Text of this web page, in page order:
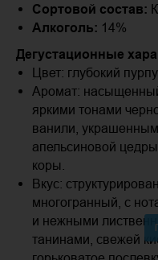
Сортовой состав:
Алкоголь: 14%
Дегустационные
Цвет: глубокий
Аромат:
яркими тонами
ванили,
апельсиновой
коры.
Вкус:
многогранный, с
и нежными
танинами, свежей